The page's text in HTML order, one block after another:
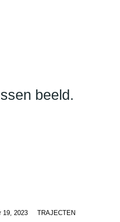
beeld.
19, 2023 TRAJECTEN